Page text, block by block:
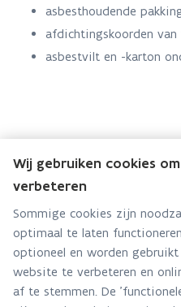
asbesthoudende
afdichtingskoorden van
asbestvilt en -karton
Team
Hebt u een vraag voor
Via contact
Alle
Wij gebruiken cookies
verbeteren
Sommige cookies zijn
optimaal te laten
optioneel en worden
website te verbeteren en
af te stemmen. De